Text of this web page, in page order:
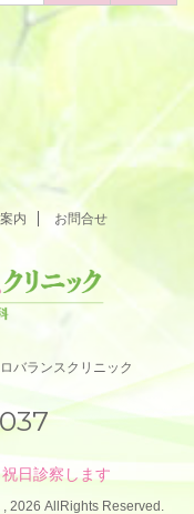
内 お問合せ
バランスクリニック
日診察します
2026 AllRights Reserved.